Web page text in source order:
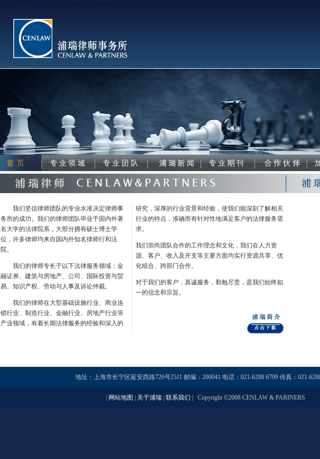
我们坚信律师团队的专业水准决定律师事
务所的成功。我们的律师团队毕业于国内外著
名大学的法律院系，大部分拥有硕士博士学
位，许多律师均来自国内外知名律师行和法
院。
我们的律师专长于以下法律服务领域：金
融证券、建筑与房地产、公司、国际投资与贸
易、知识产权、劳动与人事及诉讼仲裁。
我们的律师在大型基础设施行业、商业连
锁行业、制造行业、金融行业、房地产行业等
产业领域，有着长期法律服务的经验和深入的
研究，深厚的行业背景和经验，使我们能深刻了解相关
行业的特点，准确而有针对性地满足客户的法律服务需
求。
我们崇尚团队合作的工作理念和文化，我们在人力资
源、客户、收入及开支等主要方面均实行资源共享、优
化组合、跨部门合作。
对于我们的客户，真诚服务，勤勉尽责，是我们始终如
一的信念和宗旨。
地址：上海市长宁区延安西路726号25J1 邮编：200041 电话：021-6288 6799 传真：021-
网站地图 关于浦瑞| 联系我们 | Copyright ©2008 CENLAW & PARINERS